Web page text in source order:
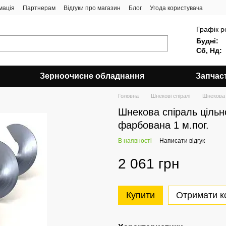
Партнерам Відгуки про магазин Блог Угода користувача
Графік
Будні:
Сб, Нд:
Зерноочисне обладнання
Головна Шнекові спіралі Шнекова
Шнекова спіраль
фарбована 1 м.пог.
В наявності Написати відгук
2 061 грн
Купити Отримати